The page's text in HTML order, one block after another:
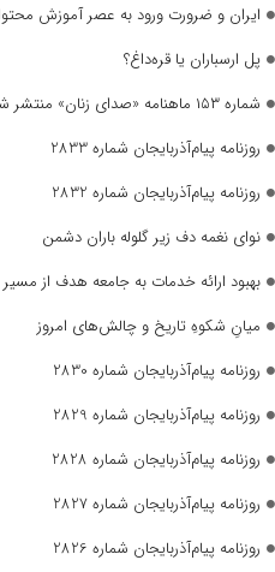
ایران و ضرورت ورود به عصر آموزش محتوا
پل ارسباران یا قره‌داغ؟
شماره ۱۵۳ ماهنامه «صدای زنان» منتشر شد
روزنامه پیام‌آذربایجان شماره 2833
روزنامه پیام‌آذربایجان شماره 2832
نوای نغمه دف زیر گلوله باران دشمن
بهبود ارائه خدمات به جامعه هدف از مسیر
میانِ شکوهِ تاریخ و چالش‌های امروز
روزنامه پیام‌آذربایجان شماره 2830
روزنامه پیام‌آذربایجان شماره 2829
روزنامه پیام‌آذربایجان شماره 2828
روزنامه پیام‌آذربایجان شماره 2827
روزنامه پیام‌آذربایجان شماره 2826